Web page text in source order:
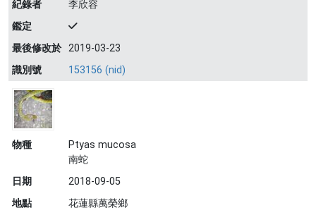
紀錄者
李欣容
鑑定
最後修改於 2019-03-23
識別號
153156 (nid)
物種
Ptyas mucosa
南蛇
日期
2018-09-05
地點
花蓮縣萬榮鄉